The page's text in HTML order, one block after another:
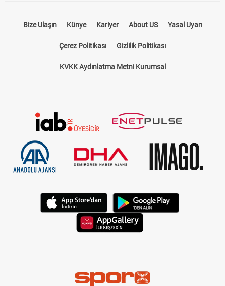
Bize Ulaşın Künye Kariyer About US Yasal Uyarı
Çerez Politikası Gizlilik Politikası
KVKK Aydınlatma Metni Kurumsal